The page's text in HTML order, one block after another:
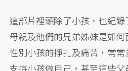
這部片裡頭除了小孩，也紀
母親及他們的兄弟姊妹是如
性別小孩的掙扎及痛苦，常
支持小孩做自己，甚至這些